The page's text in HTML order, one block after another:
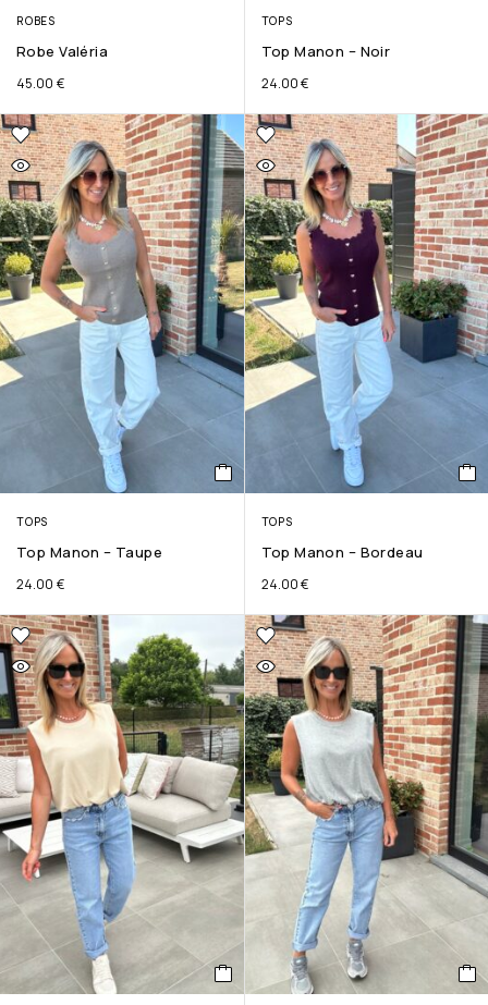
ROBES
Robe Valéria
45.00 €
TOPS
Top Manon – Noir
24.00€
TOPS
Top Manon – Taupe
24.00 €
TOPS
Top Manon – Bordeau
24.00€